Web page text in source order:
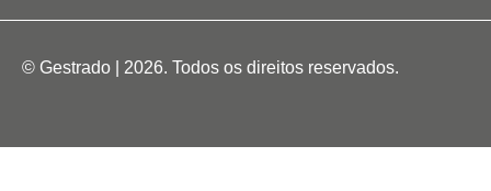
© Gestrado | 2026. Todos os direitos reservados.